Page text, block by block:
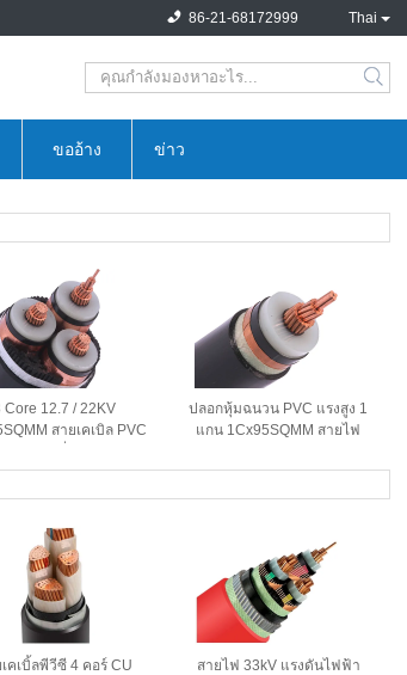
Thai
86-21-68172999
search
ขออ้าง ข่าว
Core 12.7 / 22KV
สายเคเบิล PVC
ปลอกหุ้มฉนวน PVC แรงสูง 1
แกน 1Cx95SQMM สายไฟ
คเบิ้ลพีวีซี 4 คอร์ CU
สายไฟ 33kV แรงดันไฟฟ้า